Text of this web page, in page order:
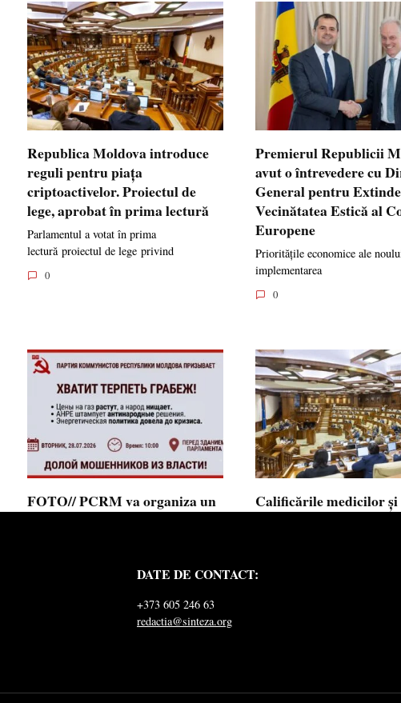
Republica Moldova introduce
reguli pentru piața
criptoactivelor. Proiectul de
lege, aprobat în prima lectură
Parlamentul a votat în prima
lectură proiectul de lege privind
0
Premierul Republicii
avut o întrevedere cu
General pentru
Vecinătatea Estică al
Europene
Prioritățile economice ale
implementarea
0
FOTO// PCRM va organiza un
Partidul Comuniștilor din Republica
Calificările medicilor și
Calificările profesionale
DATE DE CONTACT:
+373 605 246 63
redactia@sinteza.org